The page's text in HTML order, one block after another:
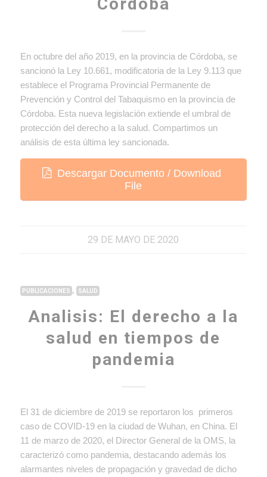
En octubre del año 2019, en la provincia de Córdoba, se
sancionó la Ley 10.661, modificatoria de la Ley 9.113 que
establece el Programa Provincial Permanente de
Prevención y Control del Tabaquismo en la provincia de
Córdoba. Esta nueva legislación extiende el umbral de
protección del derecho a la salud. Compartimos un
análisis de esta última ley sancionada.
Descargar Documento / Download
File
29 DE MAYO DE 2020
PUBLICACIONES , SALUD
Analisis: El derecho a la
salud en tiempos de
pandemia
El 31 de diciembre de 2019 se reportaron los primeros
caso de COVID-19 en la ciudad de Wuhan, en China. El
11 de marzo de 2020, el Director General de la OMS, la
caracterizó como pandemia, destacando además los
alarmantes niveles de propagación y gravedad de dicho